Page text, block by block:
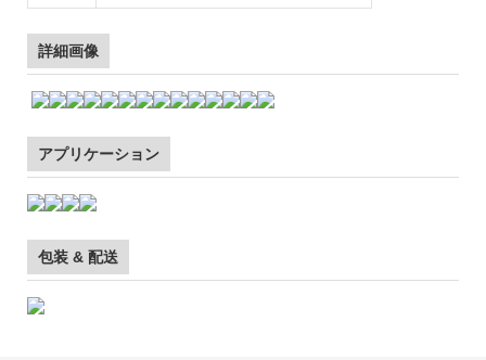
詳細画像
アプリケーション
包装 & 配送